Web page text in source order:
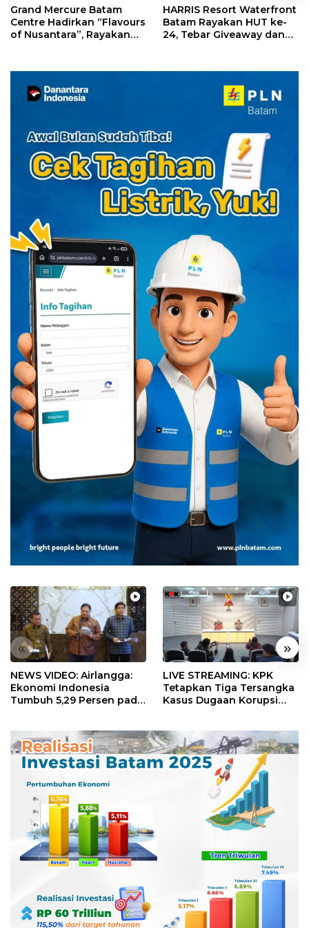
Grand Mercure Batam
Centre Hadirkan “Flavours
of Nusantara”, Rayakan
HARRIS Resort Waterfront
Batam Rayakan HUT ke-
24, Tebar Giveaway dan
« »
NEWS VIDEO: Airlangga:
Ekonomi Indonesia
Tumbuh 5,29 Persen pada
LIVE STREAMING: KPK
Tetapkan Tiga Tersangka
Kasus Dugaan Korupsi